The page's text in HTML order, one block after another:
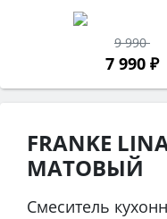
9 990
7 990 ₽
FRANKE
МАТОВЫЙ
Смеситель